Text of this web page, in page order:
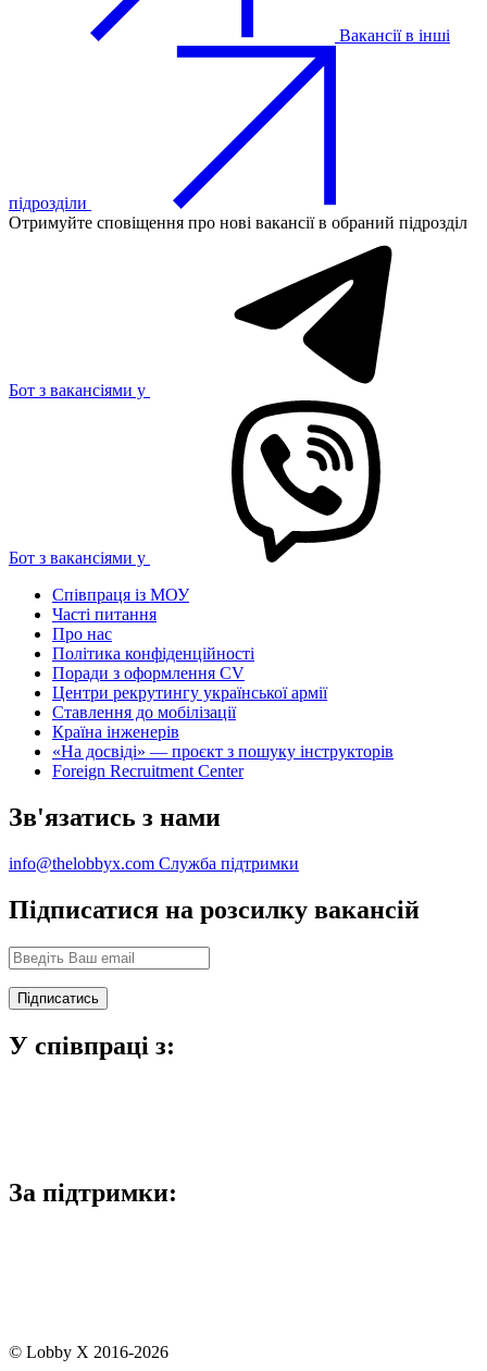
Вакансії в інші
підрозділи
Отримуйте сповіщення про нові вакансії в обраний підрозділ
Бот з вакансіями у
Бот з вакансіями у
Співпраця із МОУ
Часті питання
Про нас
Політика конфіденційності
Поради з оформлення CV
Центри рекрутингу української армії
Ставлення до мобілізації
Країна інженерів
«На досвіді» — проєкт з пошуку інструкторів
Foreign Recruitment Center
Зв'язатись з нами
info@thelobbyx.com Служба підтримки
Підписатися на розсилку вакансій
У співпраці з:
За підтримки:
© Lobby X 2016-2026